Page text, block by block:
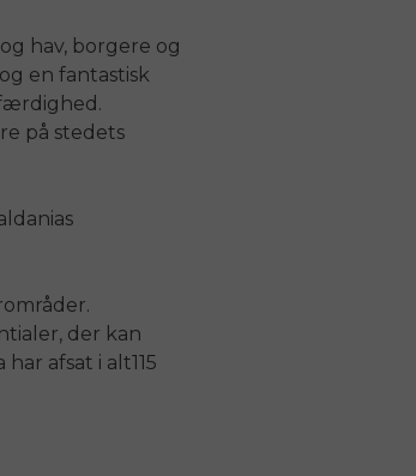
hav, borgere og
en fantastisk
på stedets
der kan
afsat i alt115